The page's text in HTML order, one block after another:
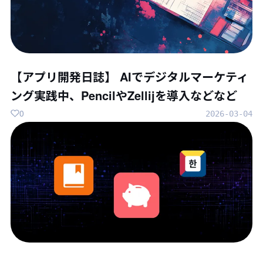
【アプリ開発日誌】 AIでデジタルマーケティ
ング実践中、PencilやZellijを導入などなど
2026-03-04
0